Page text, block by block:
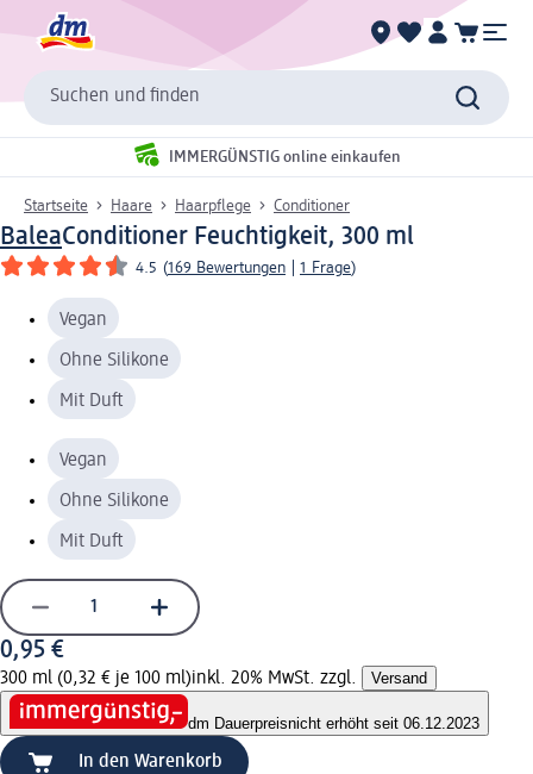
Suchen und finden
IMMERGÜNSTIG online einkaufen
Startseite Haare Haarpflege Conditioner
BaleaConditioner Feuchtigkeit, 300 ml
4.5 (169 Bewertungen 1 Frage)
Vegan
Ohne Silikone
Mit Duft
Vegan
Ohne Silikone
Mit Duft
0,95 €
300 ml (0,32 € je 100 ml)inkl. 20% MwSt. zzgl. Versand
dm Dauerpreisnicht erhöht seit 06.12.2023
In den Warenkorb